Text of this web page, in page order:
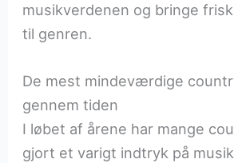
musikverdenen og bringe
til genren.
De mest mindeværdige
gennem tiden
I løbet af årene har mange
gjort et varigt indtryk på